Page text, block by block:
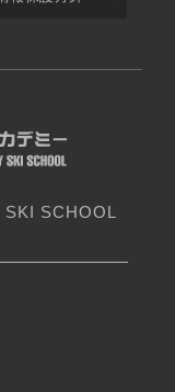
SCHOOL